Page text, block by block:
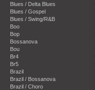
Blues / Delta Blues
Blues / Gospel
Blues / Swing/R&B
Boo
Bop
Bossanova
Bou
Br4
Br5
Brazil
Brazil / Bossanova
Brazil / Choro